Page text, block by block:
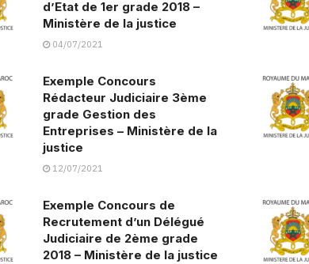
d’Etat de 1er grade 2018 –
Ministère de la justice
04/07/2021
Exemple Concours
Rédacteur Judiciaire 3ème
grade Gestion des
Entreprises – Ministère de la
justice
12/07/2021
Exemple Concours de
Recrutement d’un Délégué
Judiciaire de 2ème grade
2018 – Ministère de la justice